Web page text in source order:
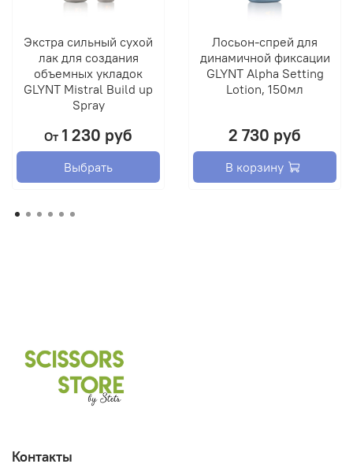
Экстра сильный сухой
лак для создания
объемных укладок
GLYNT Mistral Build up
Spray
От 1 230 руб
Выбрать
Лосьон-спрей для
динамичной фиксации
GLYNT Alpha Setting
Lotion, 150мл
2 730 руб
В корзину
Контакты